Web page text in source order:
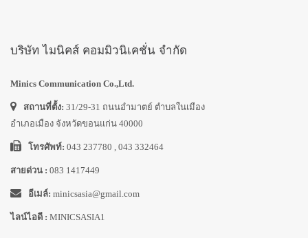
บริษัท ไมนิคส์ คอมมิวนิเคชั่น จำกัด
Minics Communication Co.,Ltd.
สถานที่ตั้ง: 31/29-31 ถนนอำมาตย์ ตำบลในเมือง
อำเภอเมือง จังหวัดขอนแก่น 40000
โทรศัพท์: 043 237780 , 043 332464
สายด่วน : 083 1417449
อีเมล์: minicsasia@gmail.com
ไลน์ไอดี : MINICSASIA1